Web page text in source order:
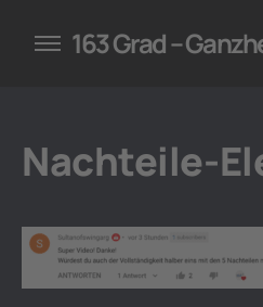
für
163 Grad –
Nachteile-